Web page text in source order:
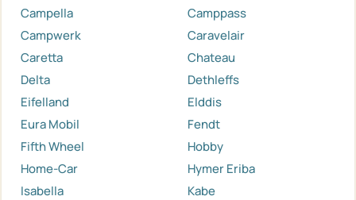
Campella
Camppass
Campwerk
Caravelair
Caretta
Chateau
Delta
Dethleffs
Eifelland
Elddis
Eura Mobil
Fendt
Fifth Wheel
Hobby
Home-Car
Hymer Eriba
Isabella
Kabe